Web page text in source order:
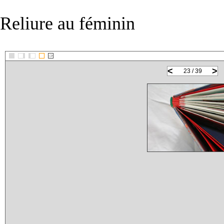
Reliure au féminin
::>
< >
23 / 39